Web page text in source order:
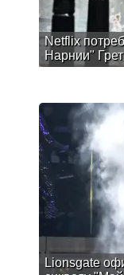
Netflix
Нарнии"
Lionsgate